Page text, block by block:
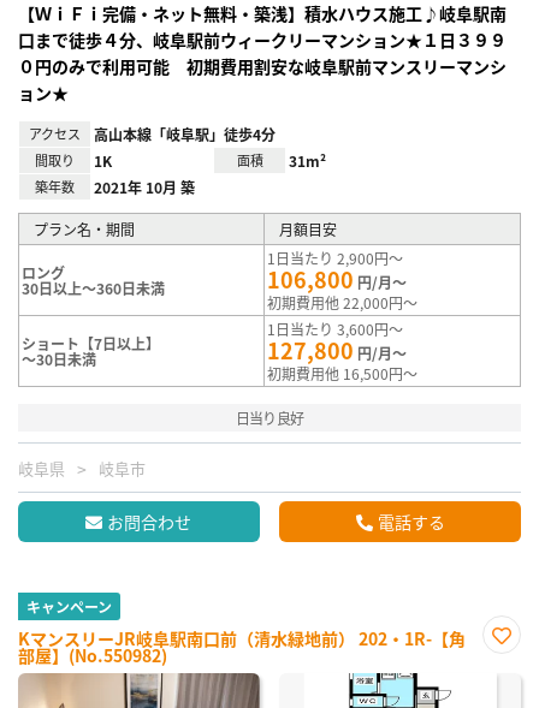
【ＷｉＦｉ完備・ネット無料・築浅】積水ハウス施工♪岐阜駅南
口まで徒歩４分、岐阜駅前ウィークリーマンション★１日３９９
０円のみで利用可能 初期費用割安な岐阜駅前マンスリーマンシ
ョン★
アクセス 高山本線「岐阜駅」徒歩4分
間取り 1K 面積 31m²
築年数 2021年 10月 築
プラン名・期間 月額目安
ロング
30日以上～360日未満
1日当たり 2,900円～
106,800 円/月～
初期費用他 22,000円～
ショート【7日以上】
～30日未満
1日当たり 3,600円～
127,800 円/月～
初期費用他 16,500円～
日当り良好
岐阜県 岐阜市
お問合わせ 電話する
キャンペーン
KマンスリーJR岐阜駅南口前（清水緑地前） 202・1R-【角
部屋】(No.550982)
に入